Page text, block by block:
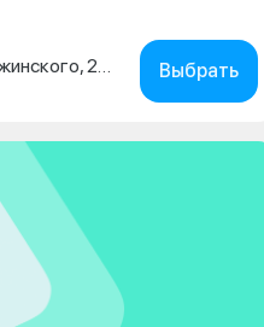
г. Краснодар, ул. имени Дзержинского, 231/2
Выбрать